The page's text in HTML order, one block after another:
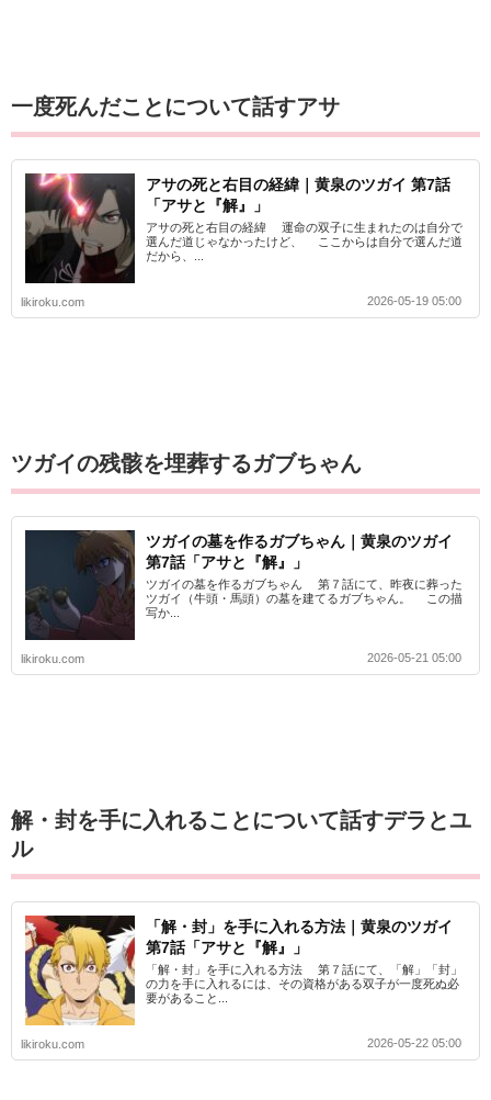
一度死んだことについて話すアサ
アサの死と右目の経緯｜黄泉のツガイ 第7話
「アサと『解』」
アサの死と右目の経緯 運命の双子に生まれたのは自分で
選んだ道じゃなかったけど、 ここからは自分で選んだ道
だから、...
likiroku.com 2026-05-19 05:00
ツガイの残骸を埋葬するガブちゃん
ツガイの墓を作るガブちゃん｜黄泉のツガイ
第7話「アサと『解』」
ツガイの墓を作るガブちゃん 第７話にて、昨夜に葬った
ツガイ（牛頭・馬頭）の墓を建てるガブちゃん。 この描
写か...
likiroku.com 2026-05-21 05:00
解・封を手に入れることについて話すデラとユ
ル
「解・封」を手に入れる方法｜黄泉のツガイ
第7話「アサと『解』」
「解・封」を手に入れる方法 第７話にて、「解」「封」
の力を手に入れるには、その資格がある双子が一度死ぬ必
要があること...
likiroku.com 2026-05-22 05:00